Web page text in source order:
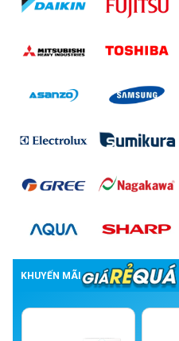
KHUYẾN MÃI